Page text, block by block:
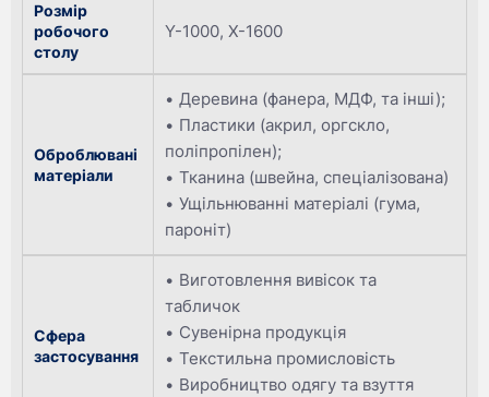
Розмір
робочого
столу
Y-1000, X-1600
Оброблювані
матеріали
Деревина (фанера, МДФ, та інші);
Пластики (акрил, оргскло,
поліпропілен);
Тканина (швейна, спеціалізована)
Ущільнюванні матеріалі (гума,
пароніт)
Сфера
застосування
Виготовлення вивісок та
табличок
Сувенірна продукція
Текстильна промисловість
Виробництво одягу та взуття